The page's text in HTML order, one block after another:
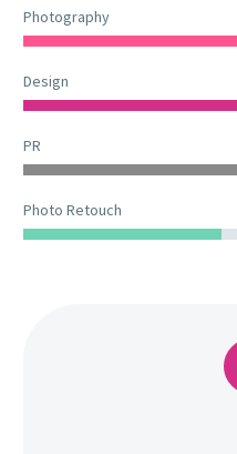
Photography
Design
PR
Photo Retouch